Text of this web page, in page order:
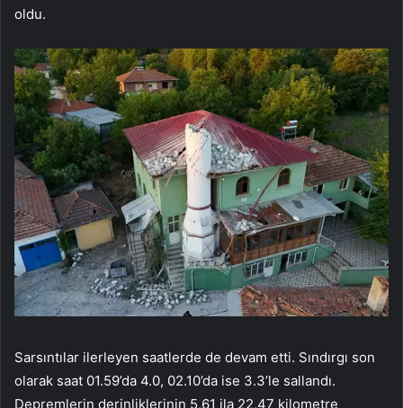
oldu.
Sarsıntılar ilerleyen saatlerde de devam etti. Sındırgı son
olarak saat 01.59’da 4.0, 02.10’da ise 3.3’le sallandı.
Depremlerin derinliklerinin 5,61 ila 22,47 kilometre